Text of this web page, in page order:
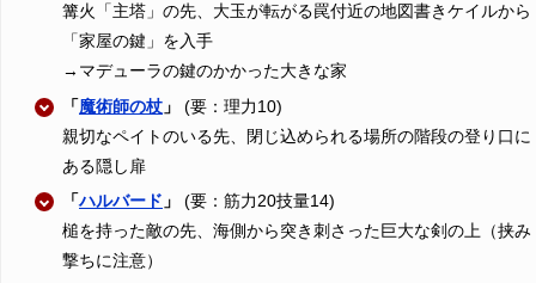
篝火「主塔」の先、大玉が転がる罠付近の地図書きケイルから
「家屋の鍵」を入手
→マデューラの鍵のかかった大きな家
「魔術師の杖 」
(要：理力10)
親切なペイトのいる先、閉じ込められる場所の階段の登り口に
ある隠し扉
「ハルバード 」
(要：筋力20技量14)
槌を持った敵の先、海側から突き刺さった巨大な剣の上（挟み
撃ちに注意）